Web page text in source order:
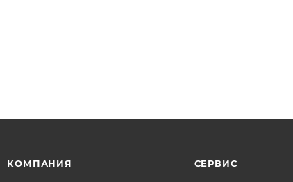
КОМПАНИЯ СЕРВИС